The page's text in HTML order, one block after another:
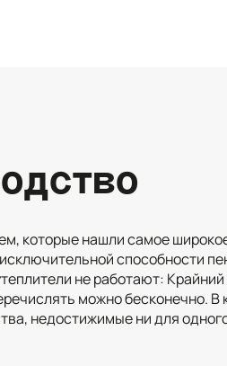
которые нашли самое
способности
не работают:
можно бесконечно. В
недостижимые ни для